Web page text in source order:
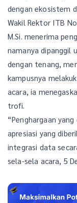
dengan ekosistem
Wakil Rektor ITB
M.Si. menerima
namanya dipanggil
dengan tenang,
kampusnya
acara, ia
trofi.
“Penghargaan
apresiasi yang
integrasi data
sela-sela acara, 5